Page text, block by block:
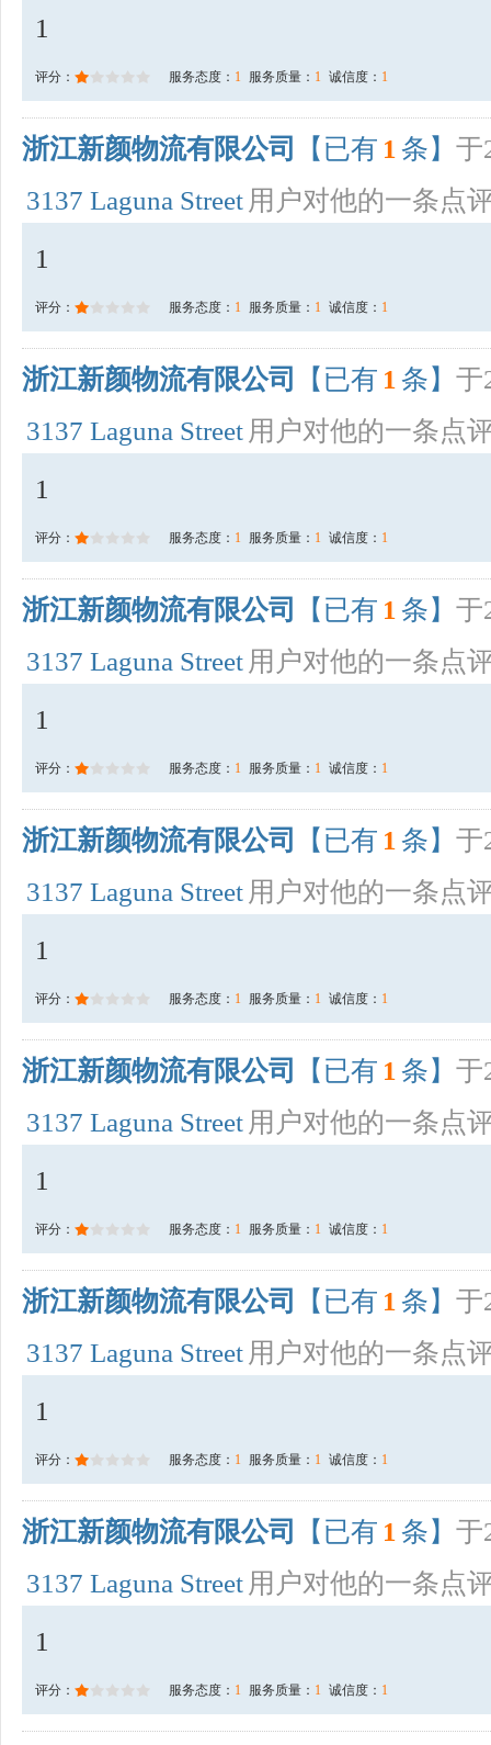
1
评分： 服务态度： 1 服务质量： 1 诚信度： 1
浙江新颜物流有限公司 【已有 1 条】 于
3137 Laguna Street 用户对他的一条点
1
评分： 服务态度： 1 服务质量： 1 诚信度： 1
浙江新颜物流有限公司 【已有 1 条】 于
3137 Laguna Street 用户对他的一条点
1
评分： 服务态度： 1 服务质量： 1 诚信度： 1
浙江新颜物流有限公司 【已有 1 条】 于
3137 Laguna Street 用户对他的一条点
1
评分： 服务态度： 1 服务质量： 1 诚信度： 1
浙江新颜物流有限公司 【已有 1 条】 于
3137 Laguna Street 用户对他的一条点
1
评分： 服务态度： 1 服务质量： 1 诚信度： 1
浙江新颜物流有限公司 【已有 1 条】 于
3137 Laguna Street 用户对他的一条点
1
评分： 服务态度： 1 服务质量： 1 诚信度： 1
浙江新颜物流有限公司 【已有 1 条】 于
3137 Laguna Street 用户对他的一条点
1
评分： 服务态度： 1 服务质量： 1 诚信度： 1
浙江新颜物流有限公司 【已有 1 条】 于
3137 Laguna Street 用户对他的一条点
1
评分： 服务态度： 1 服务质量： 1 诚信度： 1